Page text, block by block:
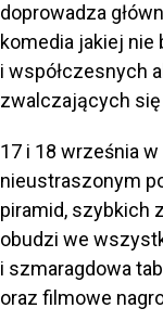
doprowadza
komedia jakiej nie
i współczesnych
zwalczających
17 i 18 września
nieustraszonym
piramid, szybkich
obudzi we
i szmaragdowa
oraz filmowe